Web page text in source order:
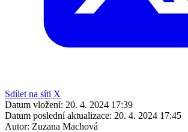
Sdílet na síti X
Datum vložení: 20. 4. 2024 17:39
Datum poslední aktualizace: 20. 4. 2024 17:45
Autor: Zuzana Machová